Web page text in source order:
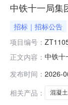
中铁十一局集
招标｜招标公告
项目编号：
正文内容： 中铁十
添加剂
发布时间： 2026-
相关产品：
混凝